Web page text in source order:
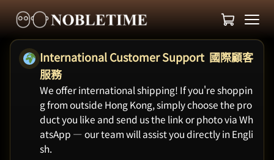
International Customer Support 國際顧客
服務
We offer international shipping! If you're shoppin
g from outside Hong Kong, simply choose the pro
duct you like and send us the link or photo via Wh
atsApp — our team will assist you directly in Engli
sh.